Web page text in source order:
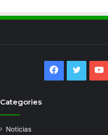
Facebook
Twitter
Categories
Noticias